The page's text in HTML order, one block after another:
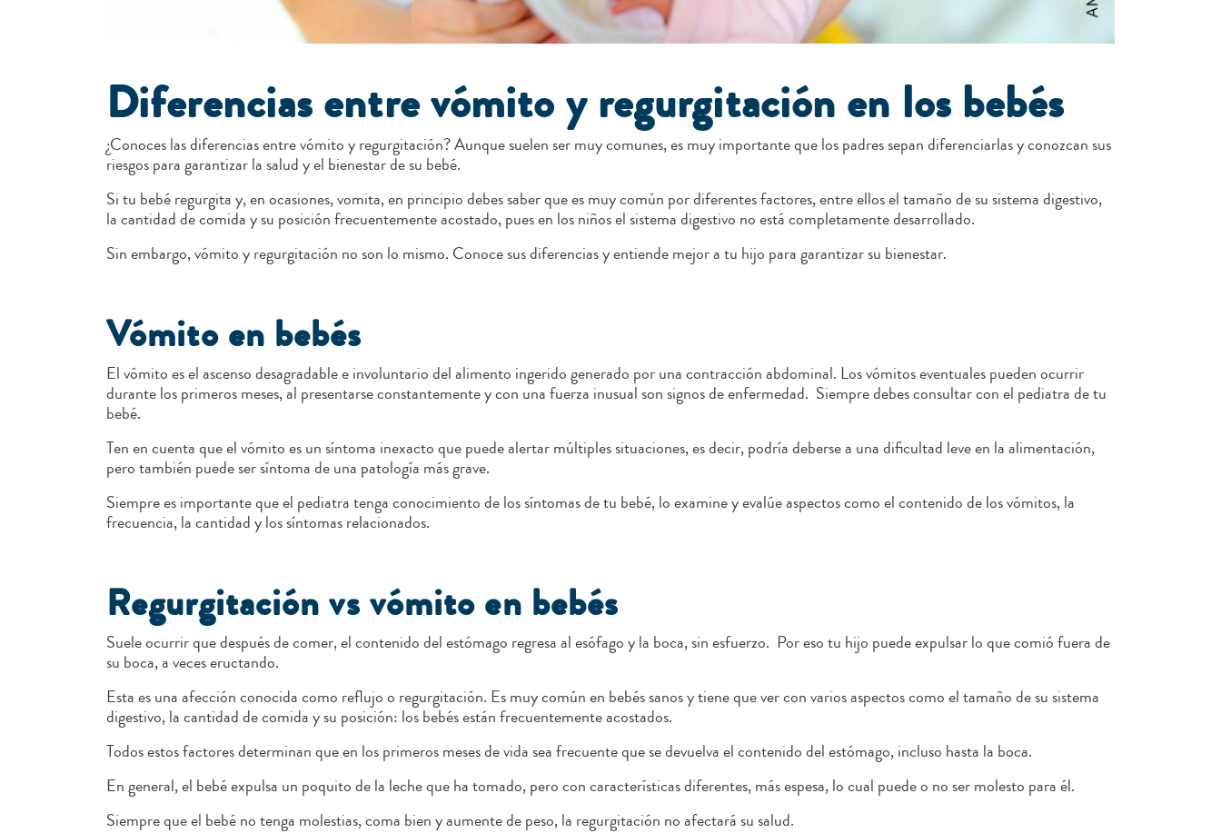
Diferencias entre vómito y regurgitación en los bebés
¿Conoces las diferencias entre vómito y regurgitación? Aunque suelen ser muy comunes, es muy importante que los padres sepan diferenciarlas y conozcan sus
riesgos para garantizar la salud y el bienestar de su bebé.
Si tu bebé regurgita y, en ocasiones, vomita, en principio debes saber que es muy común por diferentes factores, entre ellos el tamaño de su sistema digestivo,
la cantidad de comida y su posición frecuentemente acostado, pues en los niños el sistema digestivo no está completamente desarrollado.
Sin embargo, vómito y regurgitación no son lo mismo. Conoce sus diferencias y entiende mejor a tu hijo para garantizar su bienestar.
Vómito en bebés
El vómito es el ascenso desagradable e involuntario del alimento ingerido generado por una contracción abdominal. Los vómitos eventuales pueden ocurrir
durante los primeros meses, al presentarse constantemente y con una fuerza inusual son signos de enfermedad. Siempre debes consultar con el pediatra de tu
bebé.
Ten en cuenta que el vómito es un síntoma inexacto que puede alertar múltiples situaciones, es decir, podría deberse a una dificultad leve en la alimentación,
pero también puede ser síntoma de una patología más grave.
Siempre es importante que el pediatra tenga conocimiento de los síntomas de tu bebé, lo examine y evalúe aspectos como el contenido de los vómitos, la
frecuencia, la cantidad y los síntomas relacionados.
Regurgitación vs vómito en bebés
Suele ocurrir que después de comer, el contenido del estómago regresa al esófago y la boca, sin esfuerzo. Por eso tu hijo puede expulsar lo que comió fuera de
su boca, a veces eructando.
Esta es una afección conocida como reflujo o regurgitación. Es muy común en bebés sanos y tiene que ver con varios aspectos como el tamaño de su sistema
digestivo, la cantidad de comida y su posición: los bebés están frecuentemente acostados.
Todos estos factores determinan que en los primeros meses de vida sea frecuente que se devuelva el contenido del estómago, incluso hasta la boca.
En general, el bebé expulsa un poquito de la leche que ha tomado, pero con características diferentes, más espesa, lo cual puede o no ser molesto para él.
Siempre que el bebé no tenga molestias, coma bien y aumente de peso, la regurgitación no afectará su salud.